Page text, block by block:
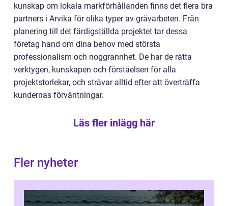
kunskap om lokala markförhållanden finns det flera bra
partners i Arvika för olika typer av grävarbeten. Från
planering till det färdigställda projektet tar dessa
företag hand om dina behov med största
professionalism och noggrannhet. De har de rätta
verktygen, kunskapen och förståelsen för alla
projektstorlekar, och strävar alltid efter att överträffa
kundernas förväntningar.
Läs fler inlägg här
Fler nyheter